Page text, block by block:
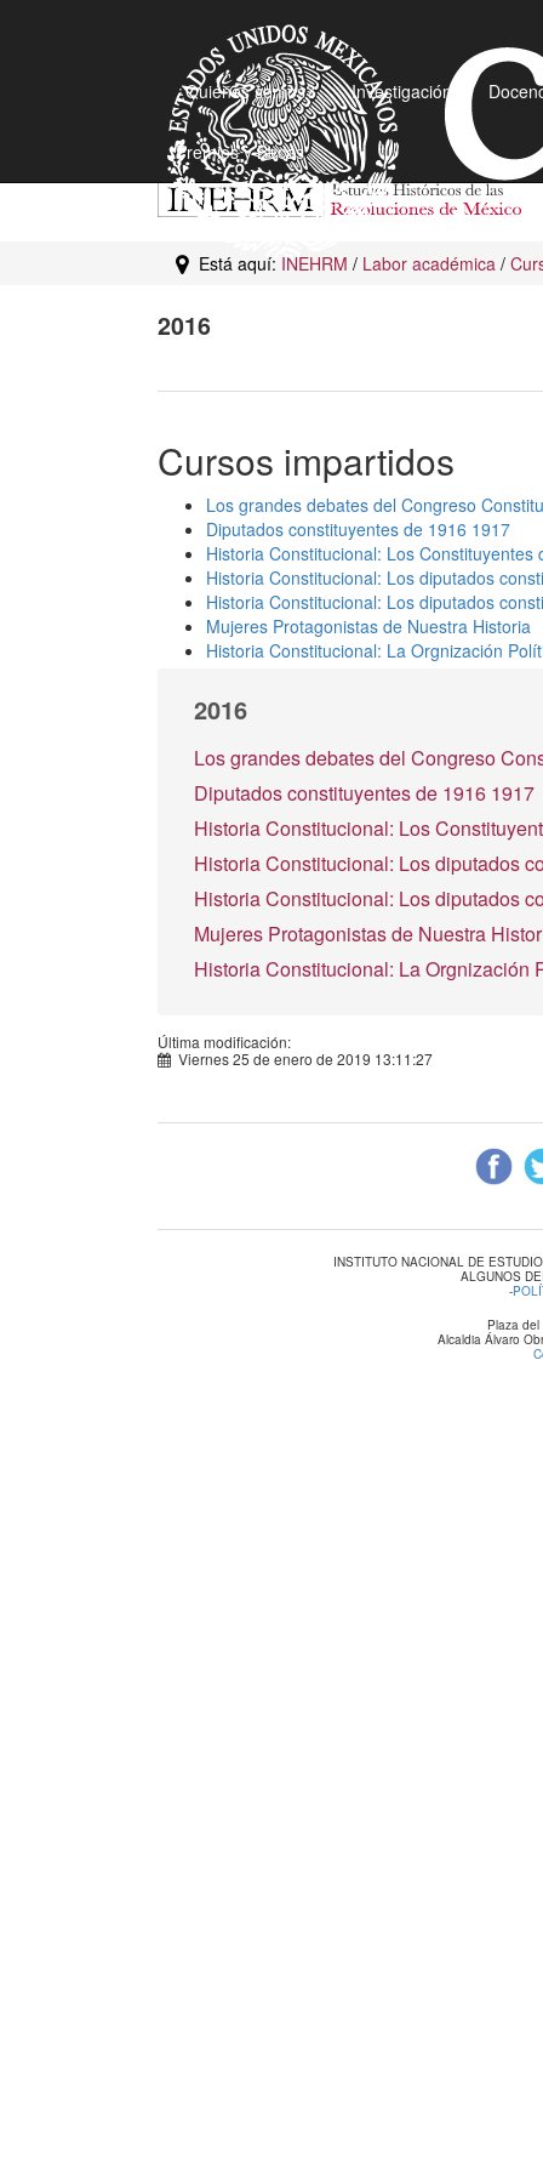
¿Quiénes somos? Investigación
Premios y Becas
Está aquí: INEHRM / Labor académica /
2016
Cursos impartidos
Los grandes debates del Congreso
Diputados constituyentes de 1916 1917
Historia Constitucional: Los Constituyentes
Historia Constitucional: Los diputados
Historia Constitucional: Los diputados
Mujeres Protagonistas de Nuestra Historia
Historia Constitucional: La Orgnización
2016
Los grandes debates del Congreso
Diputados constituyentes de 1916 1917
Historia Constitucional: Los
Historia Constitucional: Los diputados
Historia Constitucional: Los diputados
Mujeres Protagonistas de Nuestra
Historia Constitucional: La Orgnización
Última modificación:
Viernes 25 de enero de 2019 13:11:27
INSTITUTO NACIONAL DE
ALGUNOS
-
Plaza
Alcaldia Álvaro